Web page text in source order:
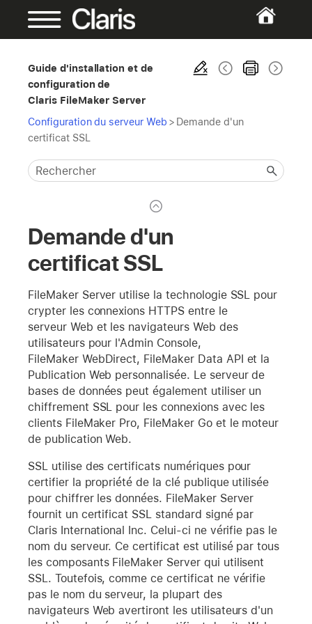
Guide d'installation et de
configuration de
Claris FileMaker Server
Configuration du serveur Web > Demande d'un
certificat SSL
Demande d'un
certificat SSL
FileMaker Server utilise la technologie SSL pour
crypter les connexions HTTPS entre le
serveur Web et les navigateurs Web des
utilisateurs pour l'Admin Console,
FileMaker WebDirect, FileMaker Data API et la
Publication Web personnalisée. Le serveur de
bases de données peut également utiliser un
chiffrement SSL pour les connexions avec les
clients FileMaker Pro, FileMaker Go et le moteur
de publication Web.
SSL utilise des certificats numériques pour
certifier la propriété de la clé publique utilisée
pour chiffrer les données. FileMaker Server
fournit un certificat SSL standard signé par
Claris International Inc. Celui-ci ne vérifie pas le
nom du serveur. Ce certificat est utilisé par tous
les composants FileMaker Server qui utilisent
SSL. Toutefois, comme ce certificat ne vérifie
pas le nom du serveur, la plupart des
navigateurs Web avertiront les utilisateurs d'un